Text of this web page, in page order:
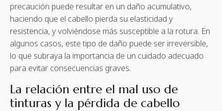
precaución puede resultar en un daño acumulativo,
haciendo que el cabello pierda su elasticidad y
resistencia, y volviéndose más susceptible a la rotura. En
algunos casos, este tipo de daño puede ser irreversible,
lo que subraya la importancia de un cuidado adecuado
para evitar consecuencias graves.
La relación entre el mal uso de
tinturas y la pérdida de cabello